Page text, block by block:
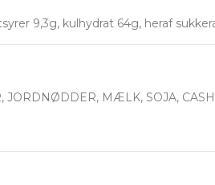
9,3g, kulhydrat 64g, heraf
JORDNØDDER, MÆLK, SOJA,